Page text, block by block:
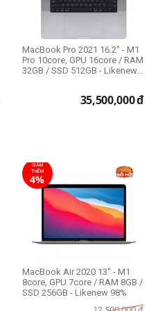
MacBook Pro 2021 16.2" - M1
Pro 10core, GPU 16core / RAM
32GB / SSD 512GB - Likenew
35,500,000đ
GIẢM
THÊM
4%
MacBook Air 2020 13" - M1
8core, GPU 7core / RAM 8GB /
SSD 256GB - Likenew 98%